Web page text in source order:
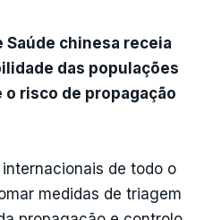
Saúde chinesa receia
das populações
risco de propagação
de todo o
medidas de triagem